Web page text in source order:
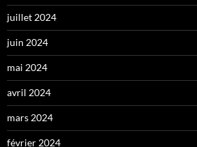
juillet 2024
juin 2024
mai 2024
avril 2024
mars 2024
février 2024